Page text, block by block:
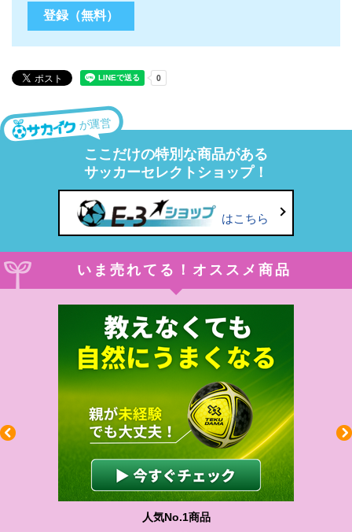
が運営
ここだけの特別な商品がある
サッカーセレクトショップ！
はこちら
いま売れてる！オススメ商品
わかりやすい質問に沿って書